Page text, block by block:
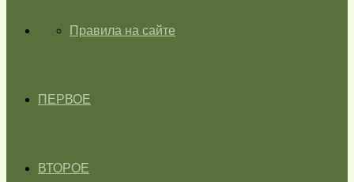
ГЛАВНАЯПравила на сайте
ПЕРВОЕ
ВТОРОЕ